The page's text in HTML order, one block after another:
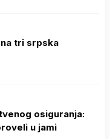
tri srpska
osiguranja:
u jami